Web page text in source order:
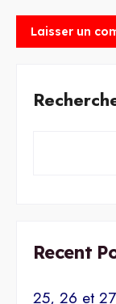
Recent
25, 26 et